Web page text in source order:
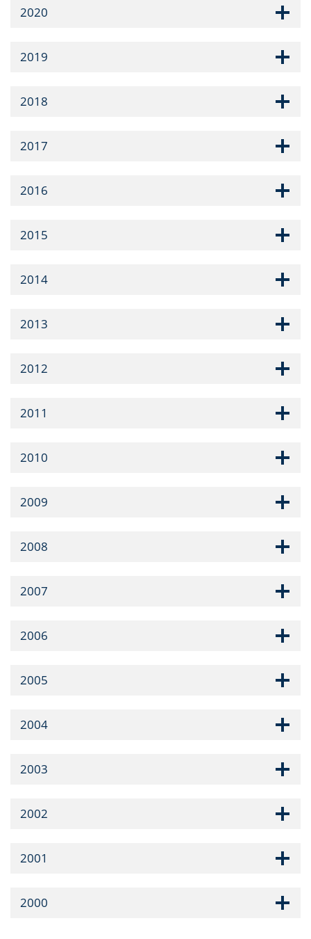
2020
2019
2018
2017
2016
2015
2014
2013
2012
2011
2010
2009
2008
2007
2006
2005
2004
2003
2002
2001
2000